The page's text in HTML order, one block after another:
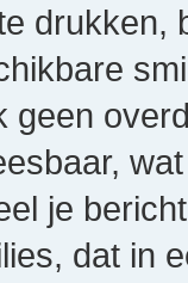
drukken,
geen
je
dat in